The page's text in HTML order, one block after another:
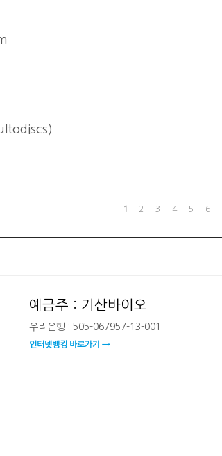
1 2 3 4 5 6
예금주 : 기산바이오
우리은행 : 505-067957-13-001
인터넷뱅킹 바로가기 →